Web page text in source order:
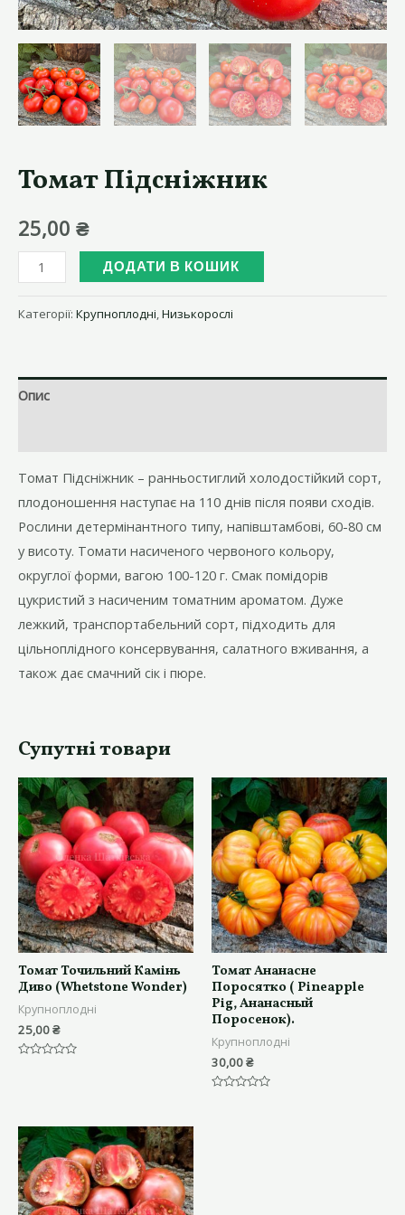
Томат Підсніжник
25,00 ₴
Томат
Підсніжник
кількість
ДОДАТИ В КОШИК
Категорії: Крупноплодні,Низькорослі
Опис
Томат Підсніжник – ранньостиглий холодостійкий сорт,
плодоношення наступає на 110 днів після появи сходів.
Рослини детермінантного типу, напівштамбові, 60-80 см
у висоту. Томати насиченого червоного кольору,
округлої форми, вагою 100-120 г. Смак помідорів
цукристий з насиченим томатним ароматом. Дуже
лежкий, транспортабельний сорт, підходить для
цільноплідного консервування, салатного вживання, а
також дає смачний сік і пюре.
Супутні товари
Томат Точильний Камінь
Диво (Whetstone Wonder)
Крупноплодні
25,00₴
Томат Ананасне
Поросятко ( Pineapple
Pig, Ананасный
Поросенок).
Крупноплодні
30,00₴